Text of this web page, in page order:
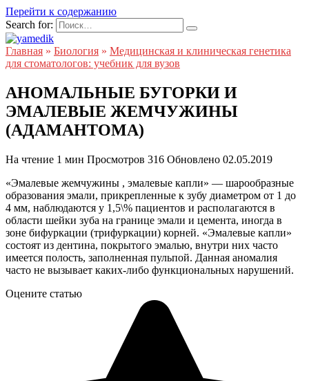
Перейти к содержанию
Search for:
Главная » Биология » Медицинская и клиническая генетика
для стоматологов: учебник для вузов
АНОМАЛЬНЫЕ БУГОРКИ И
ЭМАЛЕВЫЕ ЖЕМЧУЖИНЫ
(АДАМАНТОМА)
На чтение 1 мин Просмотров 316 Обновлено 02.05.2019
«Эмалевые жемчужины , эмалевые капли» — шарообразные
образования эмали, прикрепленные к зубу диаметром от 1 до
4 мм, наблюдаются у 1,5\% пациентов и располагаются в
области шейки зуба на границе эмали и цемента, иногда в
зоне бифуркации (трифуркации) корней. «Эмалевые капли»
состоят из дентина, покрытого эмалью, внутри них часто
имеется полость, заполненная пульпой. Данная аномалия
часто не вызывает каких-либо функциональных нарушений.
Оцените статью